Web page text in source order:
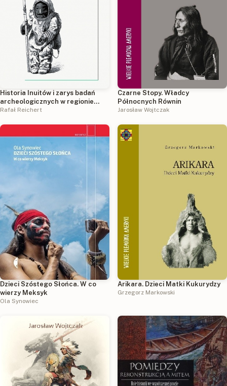
Historia Inuitów i zarys badań
archeologicznych w regionie
rzeki Mackenzie i kanadyjskiej
Rafał Reichert
Czarne Stopy. Władcy
Północnych Równin
Jarosław Wojtczak
Dzieci Szóstego Słońca. W co
wierzy Meksyk
Ola Synowiec
Arikara. Dzieci Matki Kukurydzy
Grzegorz Markowski